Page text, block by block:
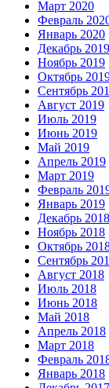
Март 2020
Февраль
Январь 2020
Декабрь 2019
Ноябрь 2019
Октябрь
Сентябрь
Август 2019
Июль 2019
Июнь 2019
Май 2019
Апрель 2019
Март 2019
Февраль
Январь 2019
Декабрь 2018
Ноябрь 2018
Октябрь
Сентябрь
Август 2018
Июль 2018
Июнь 2018
Май 2018
Апрель 2018
Март 2018
Февраль
Январь 2018